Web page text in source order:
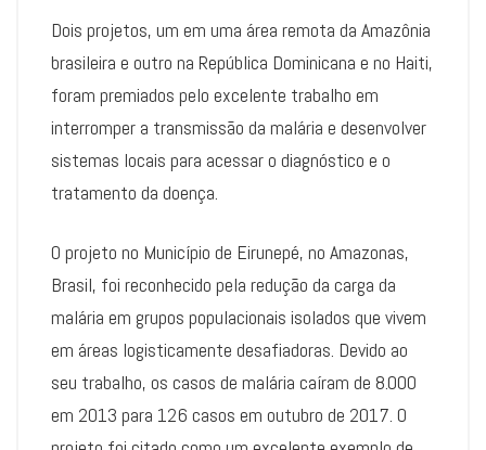
Dois projetos, um em uma área remota da Amazônia
brasileira e outro na República Dominicana e no Haiti,
foram premiados pelo excelente trabalho em
interromper a transmissão da malária e desenvolver
sistemas locais para acessar o diagnóstico e o
tratamento da doença.
O projeto no Município de Eirunepé, no Amazonas,
Brasil, foi reconhecido pela redução da carga da
malária em grupos populacionais isolados que vivem
em áreas logisticamente desafiadoras. Devido ao
seu trabalho, os casos de malária caíram de 8.000
em 2013 para 126 casos em outubro de 2017. O